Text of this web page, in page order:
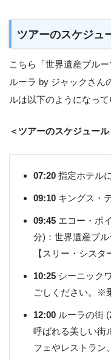
ツアーのスケジュ
こちら「世界遺産ブル
ルーラ by ジャックさん
ルは以下のようになって
＜ツアーのスケジュール
07:20 指定ホテル
09:10 キングス・
09:45 エコー・ポ
分)：世界遺産ブ
【スリー・シスタ
10:25 シーニック
ごしください。※
12:00 ルーラの街
呼ばれる美しい街
フェやレストラン